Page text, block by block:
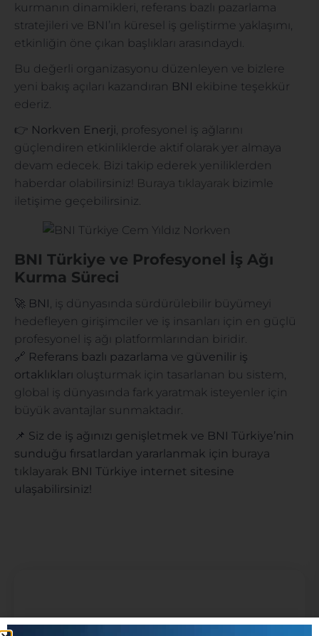
kurmanın dinamikleri, referans bazlı pazarlama
stratejileri ve BNI’ın küresel iş geliştirme yaklaşımı,
etkinliğin öne çıkan başlıkları arasındaydı.
Bu değerli organizasyonu düzenleyen ve bizlere
yeni bakış açıları kazandıran BNI ekibine teşekkür
ederiz.
👉 Norkven Enerji, profesyonel iş ağlarını
güçlendiren etkinliklerde aktif olarak yer almaya
devam edecek. Bizi takip ederek yeniliklerden
haberdar olabilirsiniz! Buraya tıklayarak bizimle
iletişime geçebilirsiniz.
BNI Türkiye ve Profesyonel İş Ağı
Kurma Süreci
🚀 BNI, iş dünyasında sürdürülebilir büyümeyi
hedefleyen girişimciler ve iş insanları için en güçlü
profesyonel iş ağı platformlarından biridir.
🔗 Referans bazlı pazarlama ve güvenilir iş
ortaklıkları oluşturmak için tasarlanan bu sistem,
global iş dünyasında fark yaratmak isteyenler için
büyük avantajlar sunmaktadır.
📌 Siz de iş ağınızı genişletmek ve BNI Türkiye’nin
sunduğu fırsatlardan yararlanmak için buraya
tıklayarak BNI Türkiye internet sitesine
ulaşabilirsiniz!